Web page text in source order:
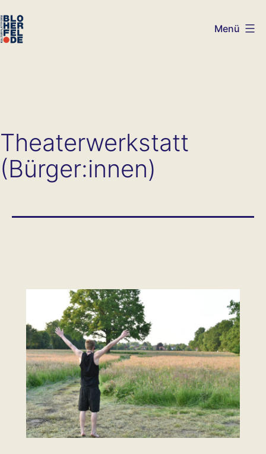
Inhalt
Menü
Theaterwerkstatt
(Bürger:innen)